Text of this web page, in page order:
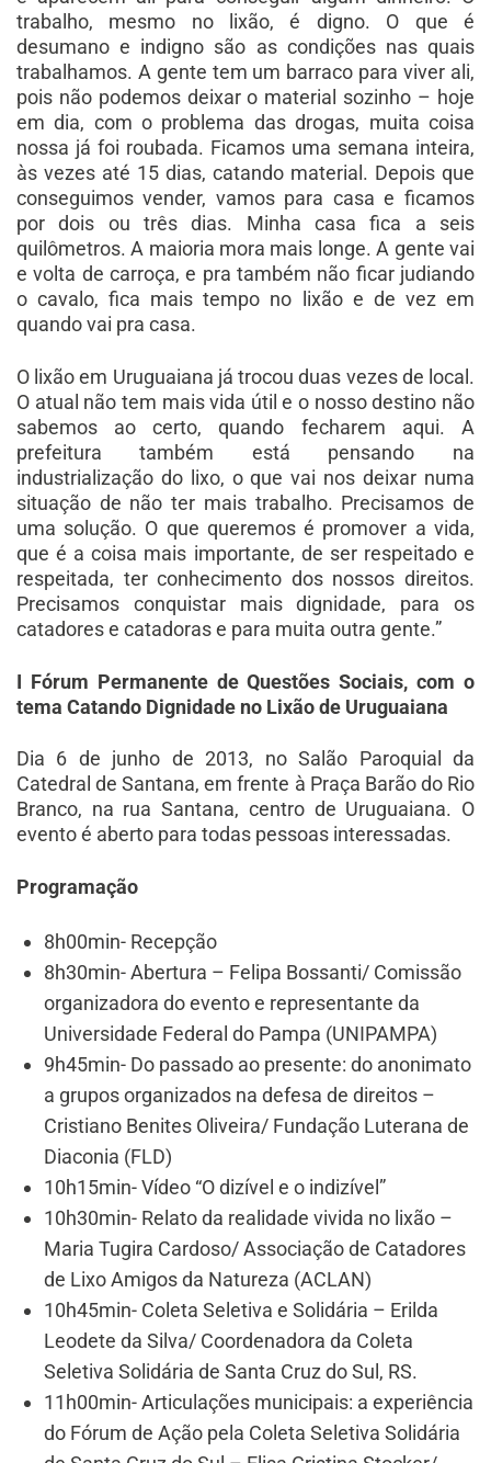
trabalho, mesmo no lixão, é digno. O que é
desumano e indigno são as condições nas quais
trabalhamos. A gente tem um barraco para viver ali,
pois não podemos deixar o material sozinho – hoje
em dia, com o problema das drogas, muita coisa
nossa já foi roubada. Ficamos uma semana inteira,
às vezes até 15 dias, catando material. Depois que
conseguimos vender, vamos para casa e ficamos
por dois ou três dias. Minha casa fica a seis
quilômetros. A maioria mora mais longe. A gente vai
e volta de carroça, e pra também não ficar judiando
o cavalo, fica mais tempo no lixão e de vez em
quando vai pra casa.
O lixão em Uruguaiana já trocou duas vezes de local.
O atual não tem mais vida útil e o nosso destino não
sabemos ao certo, quando fecharem aqui. A
prefeitura também está pensando na
industrialização do lixo, o que vai nos deixar numa
situação de não ter mais trabalho. Precisamos de
uma solução. O que queremos é promover a vida,
que é a coisa mais importante, de ser respeitado e
respeitada, ter conhecimento dos nossos direitos.
Precisamos conquistar mais dignidade, para os
catadores e catadoras e para muita outra gente.”
I Fórum Permanente de Questões Sociais, com o
tema Catando Dignidade no Lixão de Uruguaiana
Dia 6 de junho de 2013, no Salão Paroquial da
Catedral de Santana, em frente à Praça Barão do Rio
Branco, na rua Santana, centro de Uruguaiana. O
evento é aberto para todas pessoas interessadas.
Programação
8h00min- Recepção
8h30min- Abertura – Felipa Bossanti/ Comissão
organizadora do evento e representante da
Universidade Federal do Pampa (UNIPAMPA)
9h45min- Do passado ao presente: do anonimato
a grupos organizados na defesa de direitos –
Cristiano Benites Oliveira/ Fundação Luterana de
Diaconia (FLD)
10h15min- Vídeo “O dizível e o indizível”
10h30min- Relato da realidade vivida no lixão –
Maria Tugira Cardoso/ Associação de Catadores
de Lixo Amigos da Natureza (ACLAN)
10h45min- Coleta Seletiva e Solidária – Erilda
Leodete da Silva/ Coordenadora da Coleta
Seletiva Solidária de Santa Cruz do Sul, RS.
11h00min- Articulações municipais: a experiência
do Fórum de Ação pela Coleta Seletiva Solidária